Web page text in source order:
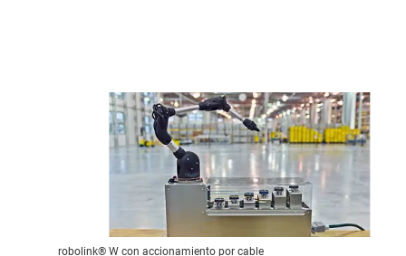
robolink® W con accionamiento por cable